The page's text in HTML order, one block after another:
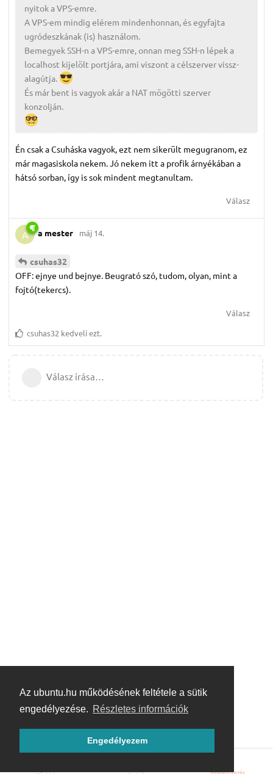
Az ubuntu.hu működésének feltétele a sütik
engedélyezése. Részletes információk
Engedélyezem
nyitok a VPS-emre.
A VPS-em mindig elérem mindenhonnan, és egyfajta
ugródeszkának (is) használom.
Bemegyek SSH-n a VPS-emre, onnan meg SSH-n lépek a
localhost kijelölt portjára, ami viszont a célszerver vissz-
alagútja.
És már bent is vagyok akár a NAT mögötti szerver
konzolján.
Én csak a Csuháska vagyok, ezt nem sikerült megugranom, ez
már magasiskola nekem. Jó nekem itt a profik árnyékában a
hátsó sorban, így is sok mindent megtanultam.
Válasz
A a mester máj 14.
csuhas32
OFF: ejnye und bejnye. Beugrató szó, tudom, olyan, mint a
fojtó(tekercs).
Válasz
csuhas32 kedveli ezt.
Válasz írása…
Bejelentkezés